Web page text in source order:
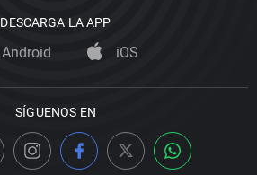
DESCARGA LA APP
Android iOS
SÍGUENOS EN